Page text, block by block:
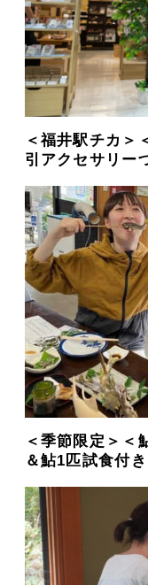
＜福井駅チカ＞
引アクセサリー
＜季節限定＞＜
＆鮎1匹試食付